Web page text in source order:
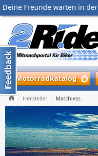
Deine Freunde warten in der
Motorradkatalog
Hersteller Matchless